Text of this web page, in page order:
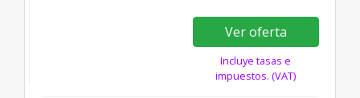
Ver oferta
Incluye tasas e
impuestos. (VAT)